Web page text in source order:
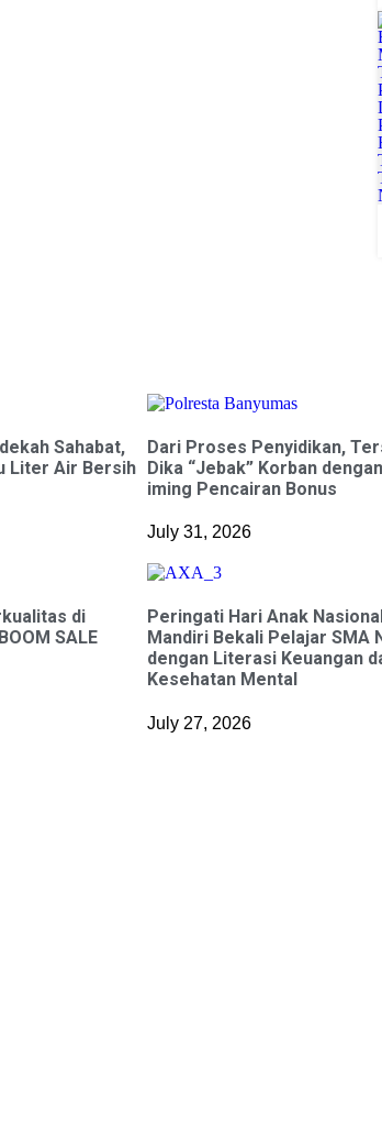
Sahabat,
Liter Air Bersih
Dari Proses Penyidikan,
Dika “Jebak” Korban
iming Pencairan Bonus
July 31, 2026
di
SALE
Peringati Hari Anak
Mandiri Bekali Pelajar SMA
dengan Literasi Keuangan
Kesehatan Mental
July 27, 2026